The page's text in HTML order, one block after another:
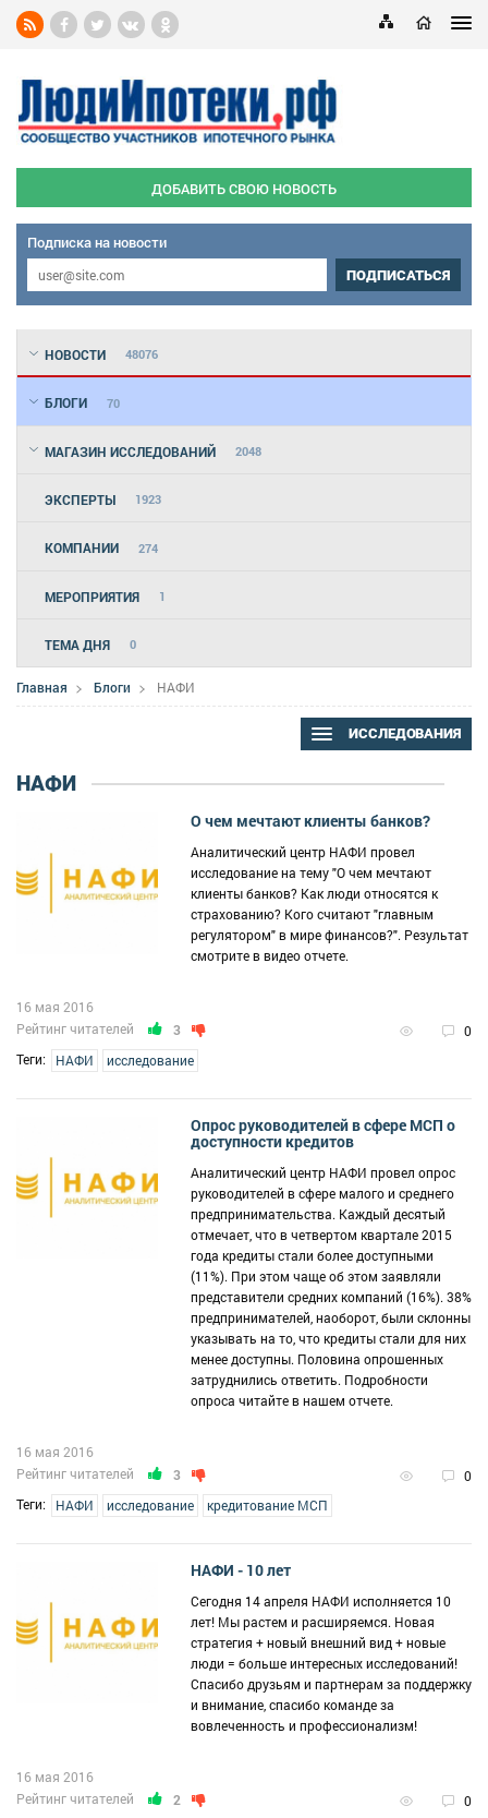
ДОБАВИТЬ СВОЮ НОВОСТЬ
Подписка на новости
ПОДПИСАТЬСЯ
НОВОСТИ 48076
БЛОГИ 70
МАГАЗИН ИССЛЕДОВАНИЙ 2048
ЭКСПЕРТЫ 1923
КОМПАНИИ 274
МЕРОПРИЯТИЯ 1
ТЕМА ДНЯ 0
Главная Блоги НАФИ
ИССЛЕДОВАНИЯ
НАФИ
О чем мечтают клиенты банков?
Аналитический центр НАФИ провел
исследование на тему "О чем мечтают
клиенты банков? Как люди относятся к
страхованию? Кого считают "главным
регулятором" в мире финансов?". Результат
смотрите в видео отчете.
Рейтинг читателей 3 0
16 мая 2016
Теги: НАФИ исследование
Опрос руководителей в сфере МСП о
доступности кредитов
Аналитический центр НАФИ провел опрос
руководителей в сфере малого и среднего
предпринимательства. Каждый десятый
отмечает, что в четвертом квартале 2015
года кредиты стали более доступными
(11%). При этом чаще об этом заявляли
представители средних компаний (16%). 38%
предпринимателей, наоборот, были склонны
указывать на то, что кредиты стали для них
менее доступны. Половина опрошенных
затруднились ответить. Подробности
опроса читайте в нашем отчете.
Рейтинг читателей 3 0
16 мая 2016
Теги: НАФИ исследование кредитование МСП
НАФИ - 10 лет
Сегодня 14 апреля НАФИ исполняется 10
лет! Мы растем и расширяемся. Новая
стратегия + новый внешний вид + новые
люди = больше интересных исследований!
Спасибо друзьям и партнерам за поддержку
и внимание, спасибо команде за
вовлеченность и профессионализм!
Рейтинг читателей 2 0
16 мая 2016